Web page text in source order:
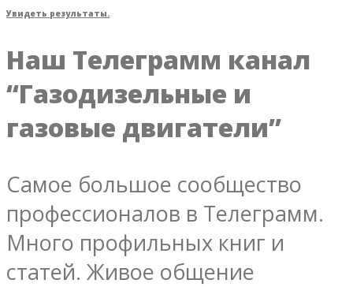
Увидеть результаты.
Наш Телеграмм канал
“Газодизельные и
газовые двигатели”
Самое большое сообщество
профессионалов в Телеграмм.
Много профильных книг и
статей. Живое общение